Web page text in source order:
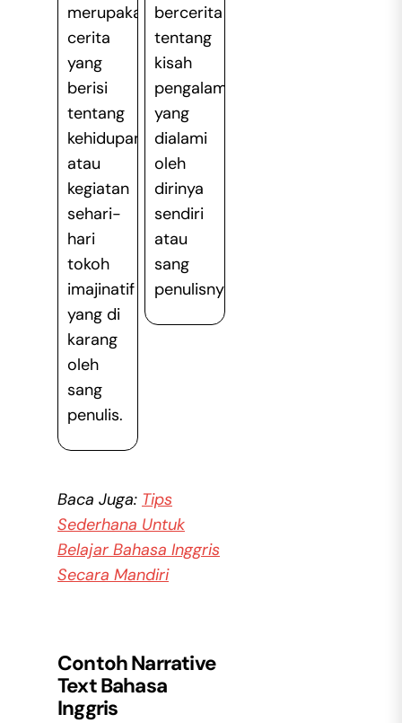
merupakan
cerita
yang
berisi
tentang
kehidupan
atau
kegiatan
sehari-
hari
tokoh
imajinatif
yang di
karang
oleh
sang
penulis.
bercerita
tentang
kisah
pengalaman
yang
dialami
oleh
dirinya
sendiri
atau
sang
penulisnya.
Baca Juga: Tips
Sederhana Untuk
Belajar Bahasa Inggris
Secara Mandiri
Contoh Narrative
Text Bahasa
Inggris